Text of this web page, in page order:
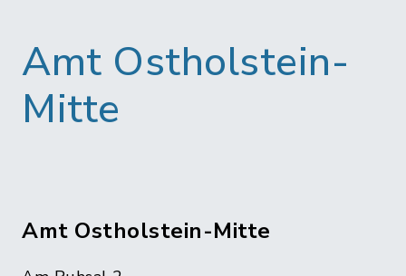
Amt Ostholstein-
Mitte
Amt Ostholstein-Mitte